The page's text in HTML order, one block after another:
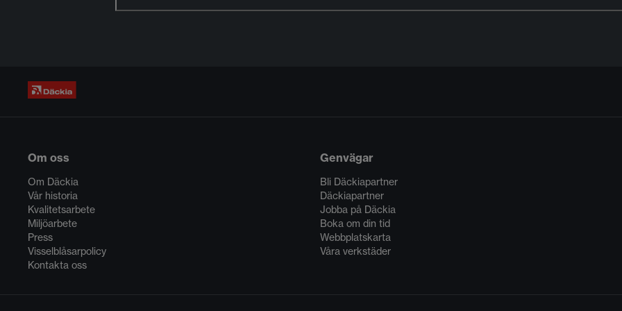
Om oss
Om Däckia
Vår historia
Kvalitetsarbete
Miljöarbete
Press
Visselblåsarpolicy
Kontakta oss
Genvägar
Bli Däckiapartner
Däckiapartner
Jobba på Däckia
Boka om din tid
Webbplatskarta
Våra verkstäder